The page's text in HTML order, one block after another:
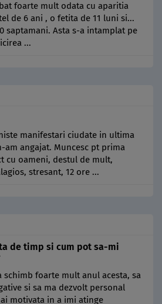
foarte mult odata cu aparitia
de 6 ani , o fetita de 11 luni si...
saptamani. Asta s-a intamplat pe
...
manifestari ciudate in ultima
am angajat. Muncesc pt prima
cu oameni, destul de mult,
stresant, 12 ore ...
de timp si cum pot sa-mi
schimb foarte mult anul acesta, sa
si sa ma dezvolt personal
motivata in a imi atinge